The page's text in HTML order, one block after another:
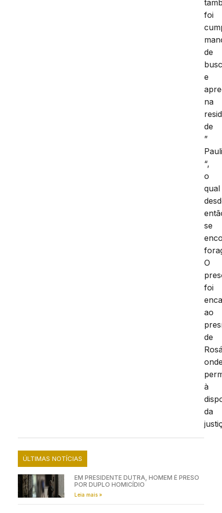
foi
de
e
na
de
”
“,
o
qual
se
O
foi
ao
de
à
da
ÚLTIMAS NOTÍCIAS
EM PRESIDENTE DUTRA, HOMEM É PRESO
POR DUPLO HOMICÍDIO
Leia mais »